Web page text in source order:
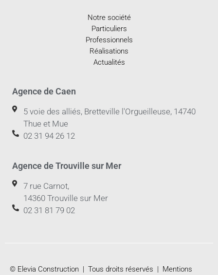
Notre société
Particuliers
Professionnels
Réalisations
Actualités
Agence de Caen
5 voie des alliés, Bretteville l'Orgueilleuse, 14740
Thue et Mue
02 31 94 26 12
Agence de Trouville sur Mer
7 rue Carnot,
14360 Trouville sur Mer
02 31 81 79 02
© Elevia Construction | Tous droits réservés | Mentions